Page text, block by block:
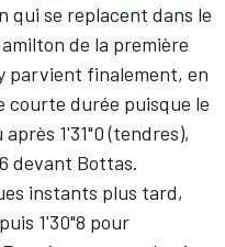
qui se replacent dans le
de la première
parvient finalement, en
courte durée puisque le
1'31"0 (tendres),
devant Bottas.
instants plus tard,
puis 1'30"8 pour